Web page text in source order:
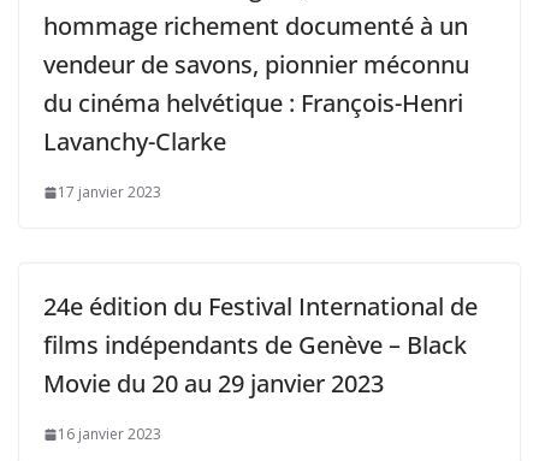
hommage richement documenté à un
vendeur de savons, pionnier méconnu
du cinéma helvétique : François-Henri
Lavanchy-Clarke
17 janvier 2023
24e édition du Festival International de
films indépendants de Genève – Black
Movie du 20 au 29 janvier 2023
16 janvier 2023